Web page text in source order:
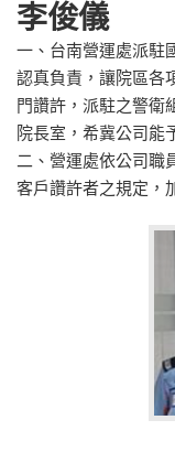
李俊儀
一、台南營運處派駐
認真負責，讓院區各
門讚許，派駐之警衛
院長室，希冀公司能
二、營運處依公司職
客戶讚許者之規定，